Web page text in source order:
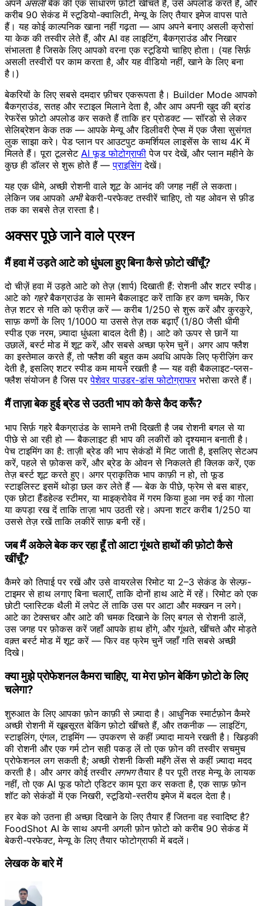
अपने असलीबेक की एक साधारण फ़ोटो खींचते हैं, उसे अपलोड करते हैं, और
करीब 90 सेकंड में स्टूडियो-क्वालिटी, मेन्यू के लिए तैयार इमेज वापस पाते
हैं। यह कोई काल्पनिक खाना नहीं गढ़ता — आप अपने बनाए असली क्रोसां
या केक की तस्वीर लेते हैं, और AI वह लाइटिंग, बैकग्राउंड और निखार
संभालता है जिसके लिए आपको वरना एक स्टूडियो चाहिए होता। (यह सिर्फ़
असली तस्वीरों पर काम करता है, और यह वीडियो नहीं, खाने के लिए बना
है।)
बेकरियों के लिए सबसे दमदार फ़ीचर एकरूपता है। Builder Mode आपको
बैकग्राउंड, सतह और स्टाइल मिलाने देता है, और आप अपनी खुद की ब्रांड
रेफरेंस फ़ोटो अपलोड कर सकते हैं ताकि हर प्रोडक्ट — सॉरडो से लेकर
सेलिब्रेशन केक तक — आपके मेन्यू और डिलीवरी ऐप्स में एक जैसा सुसंगत
लुक साझा करे। पेड प्लान पर आउटपुट कमर्शियल लाइसेंस के साथ 4K में
मिलते हैं। पूरा टूलसेट AI फूड फोटोग्राफी पेज पर देखें, और प्लान महीने के
कुछ ही डॉलर से शुरू होते हैं —प्राइसिंगदेखें।
यह एक धीमे, अच्छी रोशनी वाले शूट के आनंद की जगह नहीं ले सकता।
लेकिन जब आपको अभीबेकरी-परफेक्ट तस्वीरें चाहिए, तो यह ओवन से फ़ीड
तक का सबसे तेज़ रास्ता है।
अक्सर पूछे जाने वाले प्रश्न
मैं हवा में उड़ते आटे को धुंधला हुए बिना कैसे फ़ोटो खींचूँ?
दो चीज़ें हवा में उड़ते आटे को तेज़ (शार्प) दिखाती हैं: रोशनी और शटर स्पीड।
आटे को गहरेबैकग्राउंड के सामने बैकलाइट करें ताकि हर कण चमके, फिर
तेज़ शटर से गति को फ्रीज़ करें — करीब 1/250 से शुरू करें और कुरकुरे,
साफ़ कणों के लिए 1/1000 या उससे तेज़ तक बढ़ाएँ (1/80 जैसी धीमी
स्पीड एक नरम, ज़्यादा धुंधला बादल देती है)। आटे को ऊपर से छानें या
उछालें, बर्स्ट मोड में शूट करें, और सबसे अच्छा फ्रेम चुनें। अगर आप फ्लैश
का इस्तेमाल करते हैं, तो फ्लैश की बहुत कम अवधि आपके लिए फ्रीज़िंग कर
देती है, इसलिए शटर स्पीड कम मायने रखती है — यह वही बैकलाइट-प्लस-
फ्लैश संयोजन है जिस परपेशेवर पाउडर-डांस फोटोग्राफरभरोसा करते हैं।
मैं ताज़ा बेक हुई ब्रेड से उठती भाप को कैसे कैद करूँ?
भाप सिर्फ़ गहरे बैकग्राउंड के सामने तभी दिखती है जब रोशनी बगल से या
पीछे से आ रही हो — बैकलाइट ही भाप की लकीरों को दृश्यमान बनाती है।
पेच टाइमिंग का है: ताज़ी ब्रेड की भाप सेकंडों में मिट जाती है, इसलिए सेटअप
करें, पहले से फ़ोकस करें, और ब्रेड के ओवन से निकलते ही क्लिक करें, एक
तेज़ बर्स्ट शूट करते हुए। अगर प्राकृतिक भाप काफ़ी न हो, तो फूड
स्टाइलिस्ट इसमें थोड़ा छल कर लेते हैं — बेक के पीछे, फ्रेम से बस बाहर,
एक छोटा हैंडहेल्ड स्टीमर, या माइक्रोवेव में गरम किया हुआ नम रुई का गोला
या कपड़ा रख दें ताकि ताज़ा भाप उठती रहे। अपना शटर करीब 1/250 या
उससे तेज़ रखें ताकि लकीरें साफ़ बनी रहें।
जब मैं अकेले बेक कर रहा हूँ तो आटा गूंथते हाथों की फ़ोटो कैसे
खींचूँ?
कैमरे को तिपाई पर रखें और उसे वायरलेस रिमोट या 2–3 सेकंड के सेल्फ़-
टाइमर से हाथ लगाए बिना चलाएँ, ताकि दोनों हाथ आटे में रहें। रिमोट को एक
छोटी प्लास्टिक थैली में लपेट लें ताकि उस पर आटा और मक्खन न लगे।
आटे का टेक्सचर और आटे की चमक दिखाने के लिए बगल से रोशनी डालें,
उस जगह पर फ़ोकस करें जहाँ आपके हाथ होंगे, और गूंथते, खींचते और मोड़ते
वक़्त बर्स्ट मोड में शूट करें — फिर वह फ्रेम चुनें जहाँ गति सबसे अच्छी
दिखे।
क्या मुझे प्रोफेशनल कैमरा चाहिए, या मेरा फ़ोन बेकिंग फ़ोटो के लिए
चलेगा?
शुरुआत के लिए आपका फ़ोन काफ़ी से ज़्यादा है। आधुनिक स्मार्टफ़ोन कैमरे
अच्छी रोशनी में खूबसूरत बेकिंग फ़ोटो खींचते हैं, और तकनीक — लाइटिंग,
स्टाइलिंग, एंगल, टाइमिंग — उपकरण से कहीं ज़्यादा मायने रखती है। खिड़की
की रोशनी और एक गर्म टोन सही पकड़ लें तो एक फ़ोन की तस्वीर सचमुच
प्रोफेशनल लग सकती है; अच्छी रोशनी किसी महँगे लेंस से कहीं ज़्यादा मदद
करती है। और अगर कोई तस्वीर लगभगतैयार है पर पूरी तरह मेन्यू के लायक
नहीं, तो एक AI फूड फोटो एडिटर काम पूरा कर सकता है, एक साफ़ फ़ोन
शॉट को सेकंडों में एक निखरी, स्टूडियो-स्तरीय इमेज में बदल देता है।
हर बेक को उतना ही अच्छा दिखाने के लिए तैयार हैं जितना वह स्वादिष्ट है?
FoodShot AI के साथ अपनी अगली फ़ोन फ़ोटो को करीब 90 सेकंड में
बेकरी-परफेक्ट, मेन्यू के लिए तैयार फोटोग्राफी में बदलें।
लेखक के बारे में